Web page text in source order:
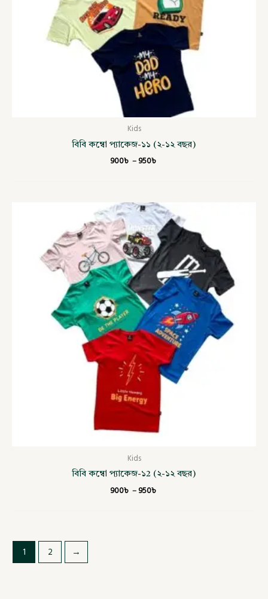
Kids
বিবি কম্বো প্যাকেজ-১১ (২-১২ বছর)
900৳ –950৳
Kids
বিবি কম্বো প্যাকেজ-১2 (২-১২ বছর)
900৳ –950৳
Price
range:
900৳
through
950৳
1 2 →